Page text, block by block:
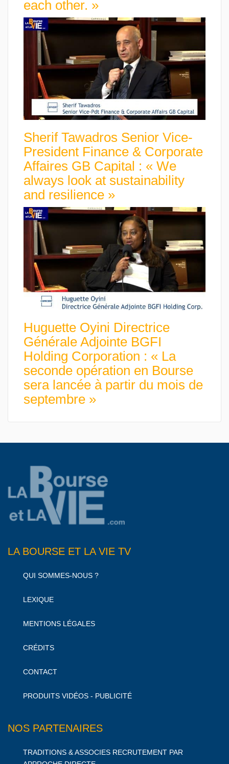
each other. »
Sherif Tawadros Senior Vice-
President Finance & Corporate
Affaires GB Capital : « We
always look at sustainability
and resilience »
Huguette Oyini Directrice
Générale Adjointe BGFI
Holding Corporation : « La
seconde opération en Bourse
sera lancée à partir du mois de
septembre »
LA BOURSE ET LA VIE TV
QUI SOMMES-NOUS ?
LEXIQUE
MENTIONS LÉGALES
CRÉDITS
CONTACT
PRODUITS VIDÉOS - PUBLICITÉ
NOS PARTENAIRES
TRADITIONS & ASSOCIES RECRUTEMENT PAR